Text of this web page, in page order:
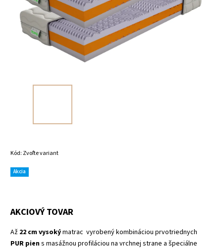
Kód: Zvoľte variant
Akcia
AKCIOVÝ TOVAR
Až 22 cm vysokýmatrac vyrobený kombináciou prvotriednych
PUR piens masážnou profiláciou na vrchnej strane a špeciálne